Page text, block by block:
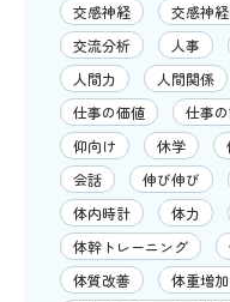
交感神経
交感神
交流分析
人事
人間力
人間関係
仕事の価値
仕事
仰向け
休学
会話
伸び伸び
体内時計
体力
体幹トレーニング
体質改善
体重増加